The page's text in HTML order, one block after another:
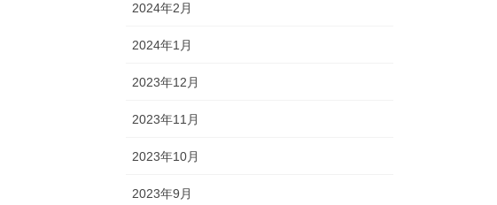
2024年2月
2024年1月
2023年12月
2023年11月
2023年10月
2023年9月